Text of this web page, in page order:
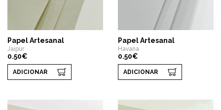
Papel Artesanal
Jaipur
0.50€
ADICIONAR
Papel Artesanal
Havana
0.50€
ADICIONAR